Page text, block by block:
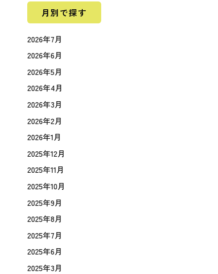
月別で探す
2026年7月
2026年6月
2026年5月
2026年4月
2026年3月
2026年2月
2026年1月
2025年12月
2025年11月
2025年10月
2025年9月
2025年8月
2025年7月
2025年6月
2025年3月